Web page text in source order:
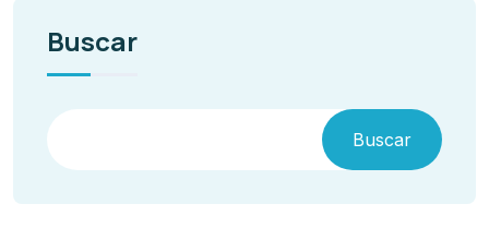
Buscar
Buscar